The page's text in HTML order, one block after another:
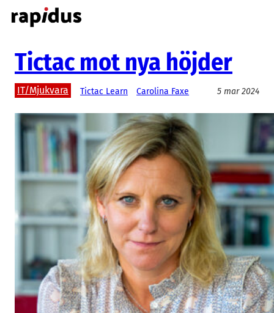
Hoppa
till
Tictac mot nya höjder
IT/Mjukvara Tictac Learn Carolina Faxe 5 mar 2024